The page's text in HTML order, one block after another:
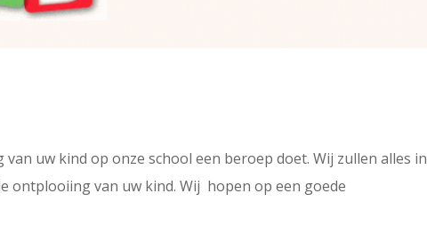
uw kind op onze school een beroep doet. Wij zullen alles in
ontplooiing van uw kind. Wij hopen op een goede